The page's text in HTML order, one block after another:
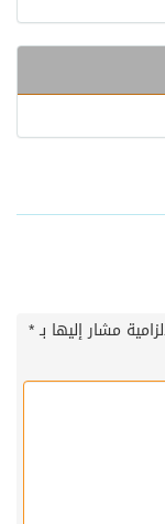
مشار إليها بـ*